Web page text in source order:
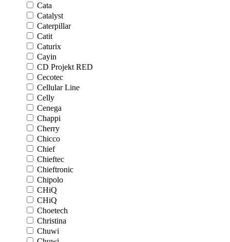
Cata
Catalyst
Caterpillar
Catit
Caturix
Cayin
CD Projekt RED
Cecotec
Cellular Line
Celly
Cenega
Chappi
Cherry
Chicco
Chief
Chieftec
Chieftronic
Chipolo
CHiQ
CHiQ
Choetech
Christina
Chuwi